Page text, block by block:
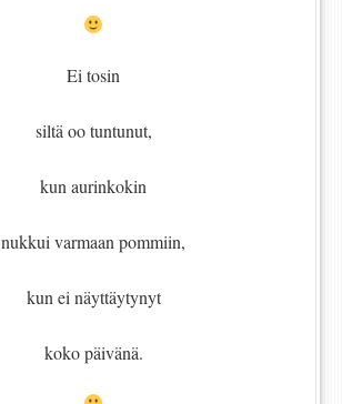
Ei tosin
siltä oo tuntunut,
kun aurinkokin
nukkui varmaan pommiin,
kun ei näyttäytynyt
koko päivänä.